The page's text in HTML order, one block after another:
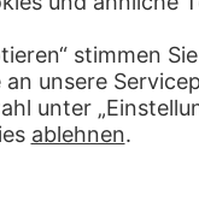
Stift, auf Vergépapier